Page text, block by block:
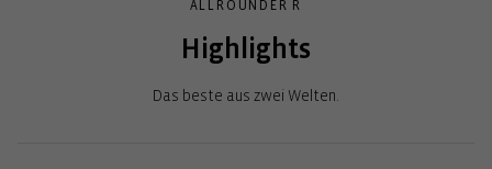
ALLROUNDER R
Highlights
Das beste aus zwei Welten.